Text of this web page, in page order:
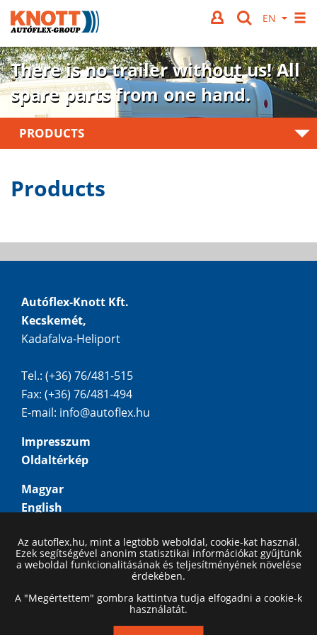
There is no trailer without us!All
spare parts from one hand.
PRODUCTS
Products
Autóflex-Knott Kft.
Kecskemét,
Kadafalva-Heliport
Tel.: (+36) 76/481-515
Fax: (+36) 76/481-494
E-mail: info@autoflex.hu
Impresszum
Oldaltérkép
Magyar
English
Русский
Az autoflex.hu, mint a legtöbb weboldal, cookie-kat használ.
Ezek segítségével anonim statisztikai információkat gyűjtünk
a weboldal funkcionalitásának és teljesítményének növelése
érdekében.
A "Megértettem" gombra kattintva tudja elfogadni a cookie-k
használatát.